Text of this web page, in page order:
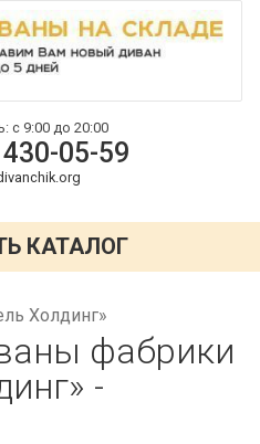
доставка
с 9:00 до 20:00
05-59
КАТАЛОГ
Холдинг»
фабрики
-